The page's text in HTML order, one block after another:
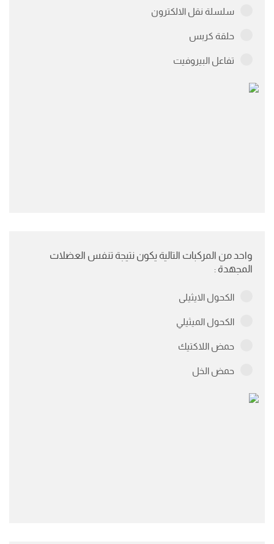
سلسلة نقل الالكترون
حلقة كربس
تفاعل البيروفيت
واحد من المركبات التالية يكون نتيجة تنفس العضلات
المجهدة :
الكحول الايثيلى
الكحول الميثيلي
حمض اللاكتيك
حمض الخل